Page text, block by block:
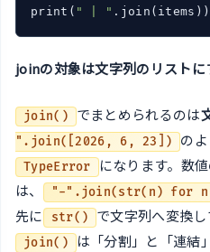
print( " | "
joinの対象は文字列のリストに
join() でまとめられるのは
".join([2026, 6, 23])
の
TypeError
になります。数
は、
"-".join(str(n) for n
先に
str() で文字列へ変換
join()
は「分割」と「連結